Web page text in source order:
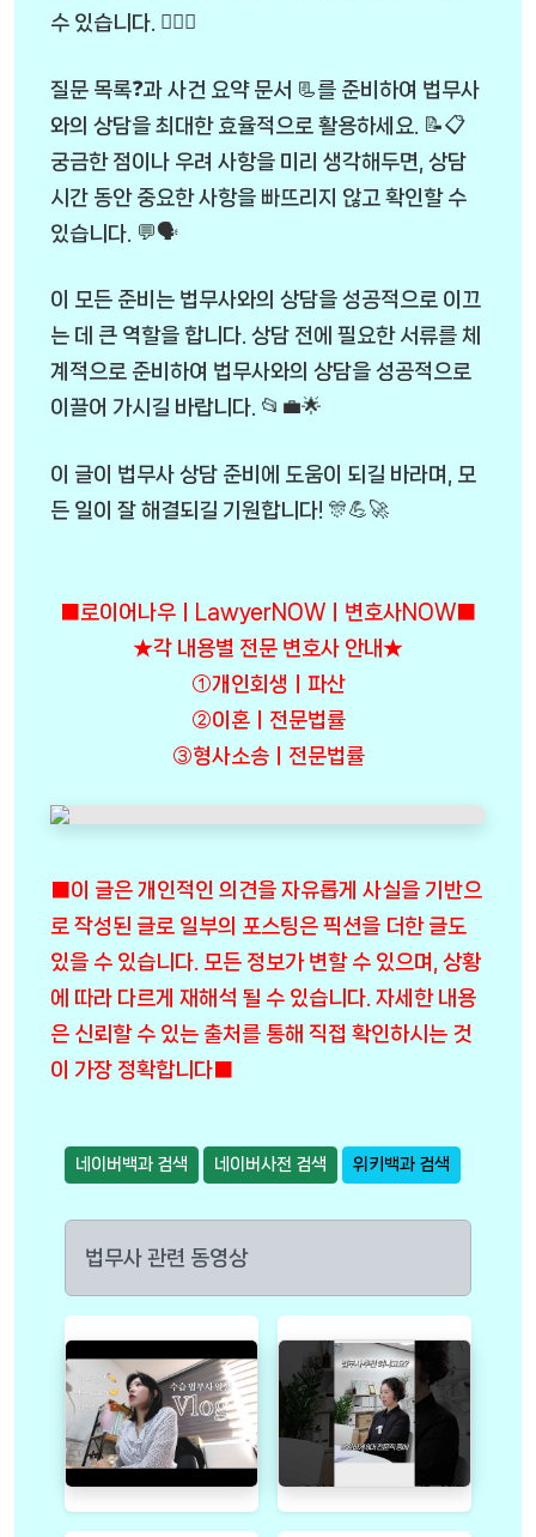
수 있습니다. 🕵️‍♀️✨
질문 목록❓과 사건 요약 문서 📃를 준비하여 법무사
와의 상담을 최대한 효율적으로 활용하세요. 📝📋
궁금한 점이나 우려 사항을 미리 생각해두면, 상담
시간 동안 중요한 사항을 빠뜨리지 않고 확인할 수
있습니다. 💬🗣️
이 모든 준비는 법무사와의 상담을 성공적으로 이끄
는 데 큰 역할을 합니다. 상담 전에 필요한 서류를 체
계적으로 준비하여 법무사와의 상담을 성공적으로
이끌어 가시길 바랍니다. 📂💼🌟
이 글이 법무사 상담 준비에 도움이 되길 바라며, 모
든 일이 잘 해결되길 기원합니다! 🎊💪🚀
■로이어나우ㅣLawyerNOWㅣ변호사NOW■
★각 내용별 전문 변호사 안내★
①개인회생ㅣ파산
②이혼ㅣ전문법률
③형사소송ㅣ전문법률
■이 글은 개인적인 의견을 자유롭게 사실을 기반으
로 작성된 글로 일부의 포스팅은 픽션을 더한 글도
있을 수 있습니다. 모든 정보가 변할 수 있으며, 상황
에 따라 다르게 재해석 될 수 있습니다. 자세한 내용
은 신뢰할 수 있는 출처를 통해 직접 확인하시는 것
이 가장 정확합니다■
네이버백과 검색 네이버사전 검색 위키백과 검색
법무사 관련 동영상